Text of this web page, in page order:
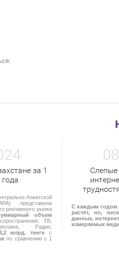
за 1
Азиатской
представила
рекламного рынка
объем
ТВ,
Радио,
млрд. тенге с
по сравнению с 1
С каждым годом
растёт, но,
данных,
измеряемых